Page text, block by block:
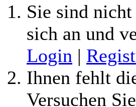
Sie sind
sich an und
Login |
Ihnen fehlt
Versuchen